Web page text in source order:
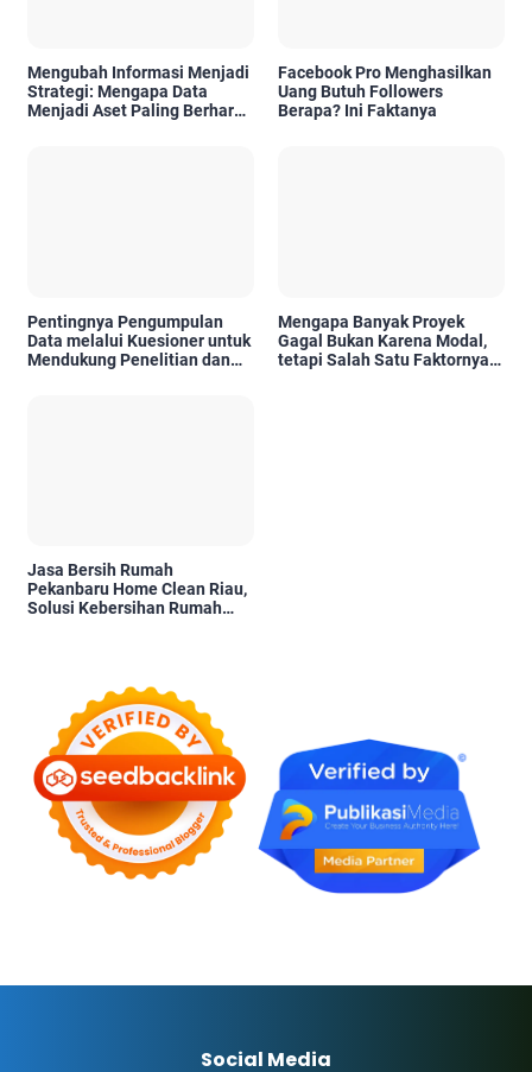
Mengubah Informasi Menjadi
Strategi: Mengapa Data
Menjadi Aset Paling Berharga
Facebook Pro Menghasilkan
Uang Butuh Followers
Berapa? Ini Faktanya
Pentingnya Pengumpulan
Data melalui Kuesioner untuk
Mendukung Penelitian dan
Mengapa Banyak Proyek
Gagal Bukan Karena Modal,
tetapi Salah Satu Faktornya
Jasa Bersih Rumah
Pekanbaru Home Clean Riau,
Solusi Kebersihan Rumah
Social Media